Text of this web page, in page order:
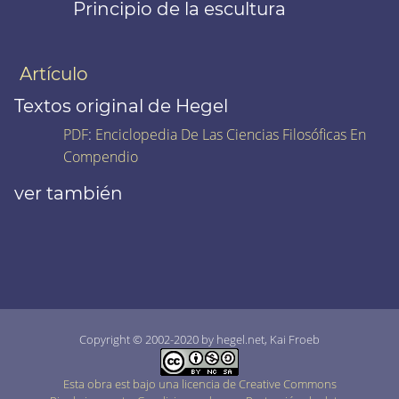
Principio de la escultura
Artículo
Textos original de Hegel
PDF: Enciclopedia De Las Ciencias Filosóficas En
Compendio
ver también
Copyright © 2002-2020 by hegel.net, Kai Froeb
Esta obra est bajo una licencia de Creative Commons